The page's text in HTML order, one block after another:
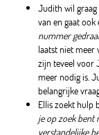
Judith wil
van en gaat
nummer
laatst niet meer
zijn teveel voor
meer nodig is.
belangrijke
Ellis zoekt hulp
je op zoek bent
verstandelijke